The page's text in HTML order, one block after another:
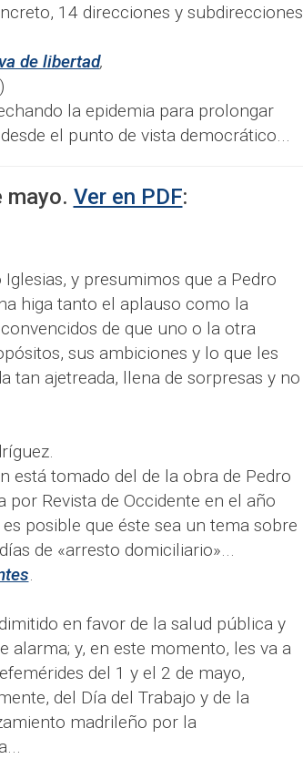
14 direcciones y subdirecciones
de libertad,
la epidemia para prolongar
el punto de vista democrático...
mayo. Ver en PDF:
y presumimos que a Pedro
higa tanto el aplauso como la
de que uno o la otra
sus ambiciones y lo que les
tan ajetreada, llena de sorpresas y no
está tomado del de la obra de Pedro
por Revista de Occidente en el año
posible que éste sea un tema sobre
de «arresto domiciliario»...
.
en favor de la salud pública y
alarma; y, en este momento, les va a
del 1 y el 2 de mayo,
del Día del Trabajo y de la
madrileño por la